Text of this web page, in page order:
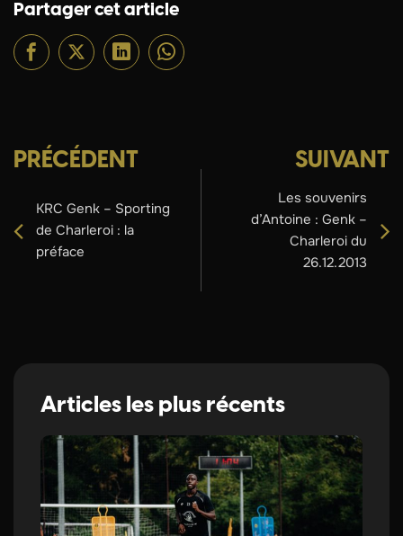
Partager cet article
PRÉCÉDENT
KRC Genk – Sporting
de Charleroi : la
préface
SUIVANT
Les souvenirs
d’Antoine : Genk –
Charleroi du
26.12.2013
Articles les plus récents